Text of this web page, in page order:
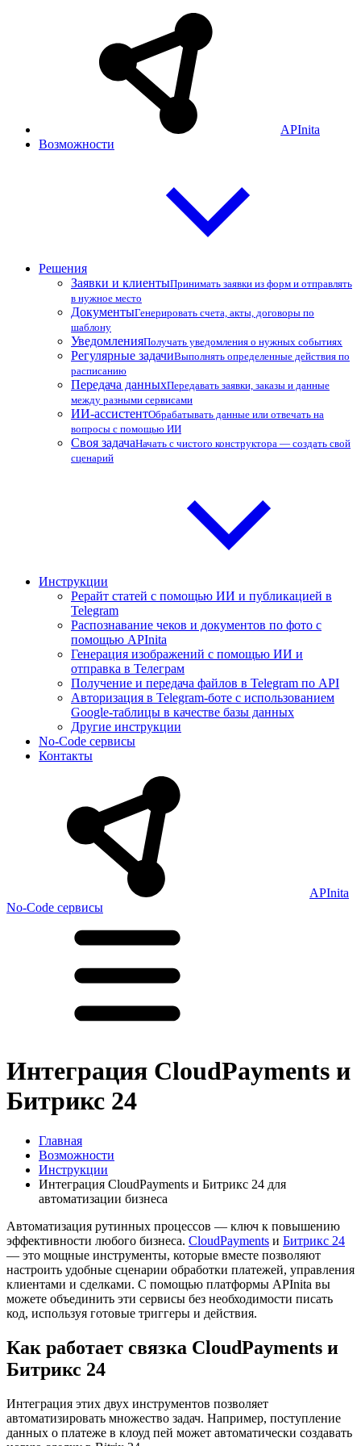
APInita
Возможности
Решения
Заявки и клиентыПринимать заявки из форм и отправлять
в нужное место
ДокументыГенерировать счета, акты, договоры по
шаблону
УведомленияПолучать уведомления о нужных событиях
Регулярные задачиВыполнять определенные действия по
расписанию
Передача данныхПередавать заявки, заказы и данные
между разными сервисами
ИИ-ассистентОбрабатывать данные или отвечать на
вопросы с помощью ИИ
Своя задачаНачать с чистого конструктора — создать свой
сценарий
Инструкции
Рерайт статей с помощью ИИ и публикацией в
Telegram
Распознавание чеков и документов по фото с
помощью APInita
Генерация изображений с помощью ИИ и
отправка в Телеграм
Получение и передача файлов в Telegram по API
Авторизация в Telegram-боте с использованием
Google-таблицы в качестве базы данных
Другие инструкции
No-Code сервисы
Контакты
APInita
No-Code сервисы
Интеграция CloudPayments и
Битрикс 24
Главная
Возможности
Инструкции
Интеграция CloudPayments и Битрикс 24 для
автоматизации бизнеса
Автоматизация рутинных процессов — ключ к повышению
эффективности любого бизнеса. CloudPayments и Битрикс 24
— это мощные инструменты, которые вместе позволяют
настроить удобные сценарии обработки платежей, управления
клиентами и сделками. С помощью платформы APInita вы
можете объединить эти сервисы без необходимости писать
код, используя готовые триггеры и действия.
Как работает связка CloudPayments и
Битрикс 24
Интеграция этих двух инструментов позволяет
автоматизировать множество задач. Например, поступление
данных о платеже в клоуд пей может автоматически создавать